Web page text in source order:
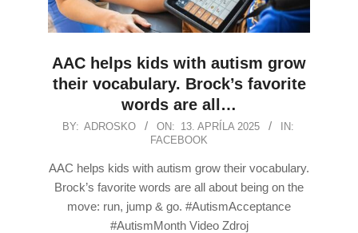
AAC helps kids with autism grow
their vocabulary. Brock’s favorite
words are all…
BY: ADROSKO ON: 13. APRÍLA 2025
IN:
FACEBOOK
AAC helps kids with autism grow their vocabulary.
Brock’s favorite words are all about being on the
move: run, jump & go. #AutismAcceptance
#AutismMonth Video Zdroj